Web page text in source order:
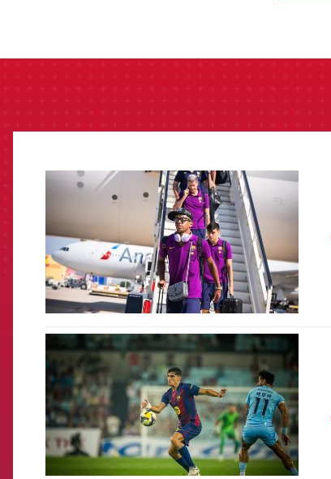
FCB Barcelona badge
FCB Barcelona badge